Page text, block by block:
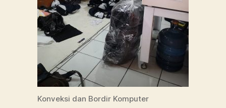
Konveksi dan Bordir Komputer